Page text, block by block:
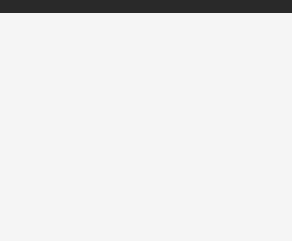
Boutique